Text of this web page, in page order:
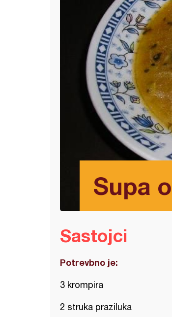
Supa
Sastojci
Potrevbno je:
3 krompira
2 struka praziluka